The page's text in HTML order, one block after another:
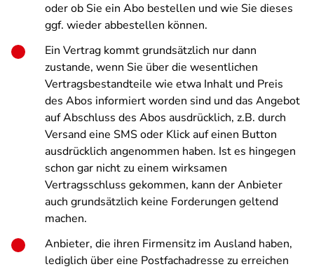
oder ob Sie ein Abo bestellen und wie Sie dieses
ggf. wieder abbestellen können.
Ein Vertrag kommt grundsätzlich nur dann
zustande, wenn Sie über die wesentlichen
Vertragsbestandteile wie etwa Inhalt und Preis
des Abos informiert worden sind und das Angebot
auf Abschluss des Abos ausdrücklich, z.B. durch
Versand eine SMS oder Klick auf einen Button
ausdrücklich angenommen haben. Ist es hingegen
schon gar nicht zu einem wirksamen
Vertragsschluss gekommen, kann der Anbieter
auch grundsätzlich keine Forderungen geltend
machen.
Anbieter, die ihren Firmensitz im Ausland haben,
lediglich über eine Postfachadresse zu erreichen